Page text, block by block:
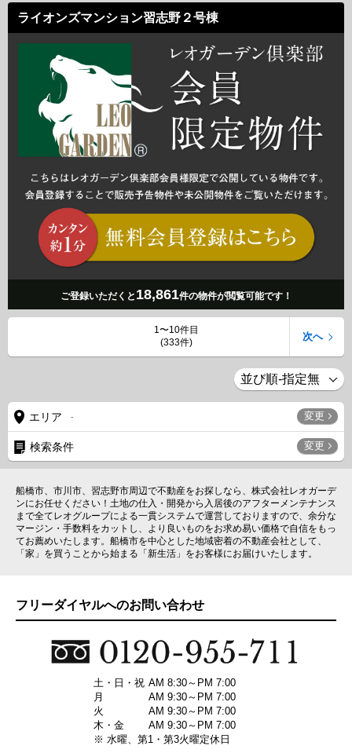
ライオンズマンション習志野２号棟
ご登録いただくと 18,861件の物件が閲覧可能です！
1〜10件目
(333件)
次へ
エリア - 変更
検索条件 変更
船橋市、市川市、習志野市周辺で不動産をお探しなら、株式会社レオガーデ
ンにお任せください！土地の仕入・開発から入居後のアフターメンテナンス
まで全てレオグループによる一貫システムで運営しておりますので、余分な
マージン・手数料をカットし、より良いものをお求め易い価格で自信をもっ
てお薦めいたします。船橋市を中心とした地域密着の不動産会社として、
「家」を買うことから始まる「新生活」をお客様にお届けいたします。
フリーダイヤルへのお問い合わせ
土・日・祝 AM 8:30～PM 7:00
月
AM 9:30～PM 7:00
火
AM 9:30～PM 7:00
木・金
AM 9:30～PM 7:00
※ 水曜、第1・第3火曜定休日